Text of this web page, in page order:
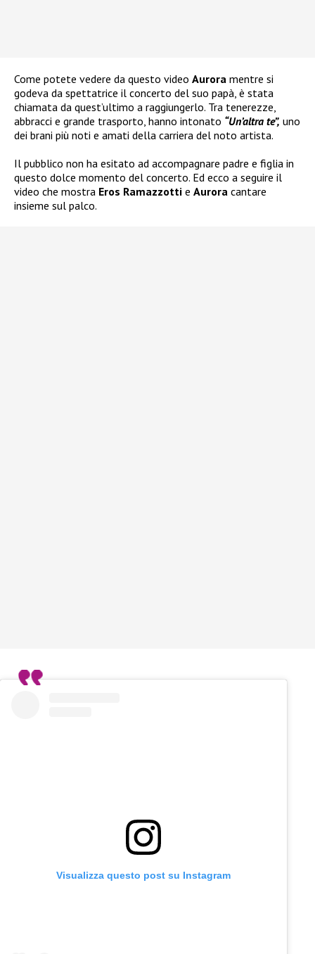
Come potete vedere da questo video Aurora mentre si
godeva da spettatrice il concerto del suo papà, è stata
chiamata da quest’ultimo a raggiungerlo. Tra tenerezze,
abbracci e grande trasporto, hanno intonato “Un’altra te”, uno
dei brani più noti e amati della carriera del noto artista.
Il pubblico non ha esitato ad accompagnare padre e figlia in
questo dolce momento del concerto. Ed ecco a seguire il
video che mostra Eros Ramazzotti e Aurora cantare
insieme sul palco.
Visualizza questo post su Instagram